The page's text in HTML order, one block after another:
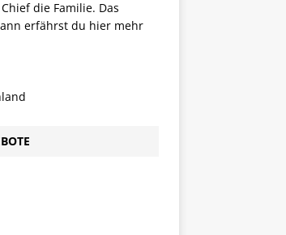
die Familie. Das
erfährst du hier mehr